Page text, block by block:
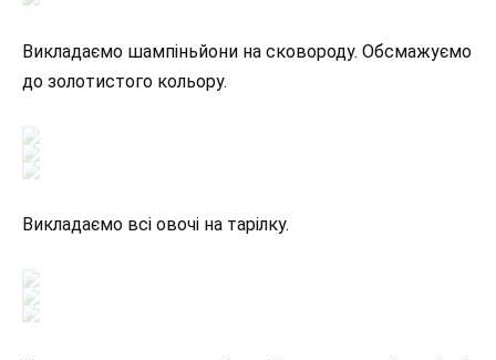
Викладаємо шампіньйони на сковороду. Обсмажуємо
до золотистого кольору.
Викладаємо всі овочі на тарілку.